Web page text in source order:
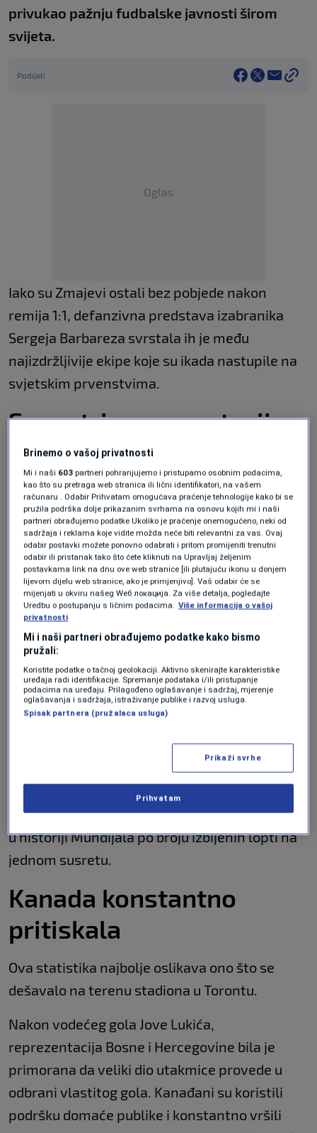
privukao pažnju fudbalske javnosti širom
svijeta.
Podijeli
Oglas
Iako su Zmajevi ostali bez pobjede nakon
remija 1:1, defanzivna predstava izabranika
Sergeja Barbareza svrstala ih je među
najizdržljivije ekipe koje su ikada nastupile na
svjetskim prvenstvima.
Samo tri reprezentacije
bile su uspješnije
Prema dostupnim statističkim podacima,
Bosna i Hercegovina je protiv Kanade
zabilježila čak 71 izbijenu loptu i otklonjenu
opasnost ispred vlastitog gola.
Od 1966. godine, otkako se detaljno prate
ovakvi statistički parametri na Svjetskim
prvenstvima, samo su tri reprezentacije u
jednoj utakmici ostvarile bolji učinak.
Ispred Bosne i Hercegovine nalaze se jedino:
Paragvaj protiv Francuske 1998. godine,
Sjeverna Koreja protiv Italije 1966. godine.
Time su Zmajevi postali četvrta reprezentacija
u historiji Mundijala po broju izbijenih lopti na
jednom susretu.
Kanada konstantno
pritiskala
Ova statistika najbolje oslikava ono što se
dešavalo na terenu stadiona u Torontu.
Nakon vodećeg gola Jove Lukića,
reprezentacija Bosne i Hercegovine bila je
primorana da veliki dio utakmice provede u
odbrani vlastitog gola. Kanađani su koristili
podršku domaće publike i konstantno vršili
Brinemo o vašoj privatnosti
Mi i naši 603 partneri pohranjujemo i pristupamo osobnim podacima,
kao što su pretraga web stranica ili lični identifikatori, na vašem
računaru . Odabir Prihvatam omogućava praćenje tehnologije kako bi se
pružila podrška dolje prikazanim svrhama na osnovu kojih mi i naši
partneri obrađujemo podatke Ukoliko je praćenje onemogućeno, neki od
sadržaja i reklama koje vidite možda neće biti relevantni za vas. Ovaj
odabir postavki možete ponovno odabrati i pritom promijeniti trenutni
odabir ili pristanak tako što ćete kliknuti na Upravljaj željenim
postavkama link na dnu ove web stranice [ili plutajuću ikonu u donjem
lijevom dijelu web stranice, ako je primjenjivo]. Vaš odabir će se
mijenjati u okviru našeg Wеб локација. Za više detalja, pogledajte
Uredbu o postupanju s ličnim podacima. Više informacija o vašoj
privatnosti
Mi i naši partneri obrađujemo podatke kako bismo
pružali:
Koristite podatke o tačnoj geolokaciji. Aktivno skenirajte karakteristike
uređaja radi identifikacije. Spremanje podataka i/ili pristupanje
podacima na uređaju. Prilagođeno oglašavanje i sadržaj, mjerenje
oglašavanja i sadržaja, istraživanje publike i razvoj usluga.
Spisak partnera (pružalaca usluga)
Prikaži svrhe
Prihvatam